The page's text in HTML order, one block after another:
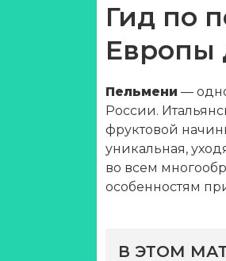
Гид по
Европы
Пельмени —
России.
фруктовой
уникальная,
во всем
особенностям
В ЭТОМ